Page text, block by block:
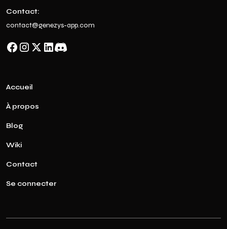
Contact:
contact@genezys-app.com
Accueil
À propos
Blog
Wiki
Contact
Se connecter